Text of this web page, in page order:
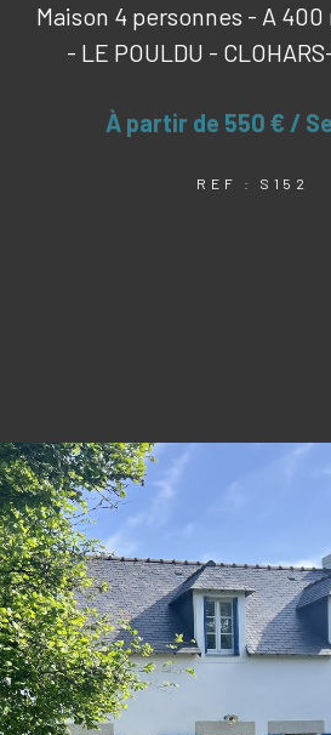
Maison 4 personnes - A
- LE POULDU -
À partir de 550 € /
REF : S152